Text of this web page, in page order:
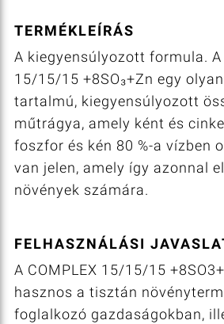
TERMÉKLEÍRÁS
A kiegyensúlyozott formula. A
15/15/15 +8SO₃+Zn egy
tartalmú, kiegyensúlyozott
műtrágya, amely ként és
foszfor és kén 80 %-a vízben
van jelen, amely így azonnal
növények számára.
FELHASZNÁLÁSI
A COMPLEX 15/15/15
hasznos a tisztán
foglalkozó gazdaságokban,